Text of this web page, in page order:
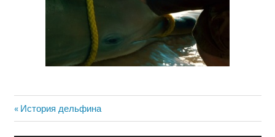
Навигация
Previous
Post:
История дельфина